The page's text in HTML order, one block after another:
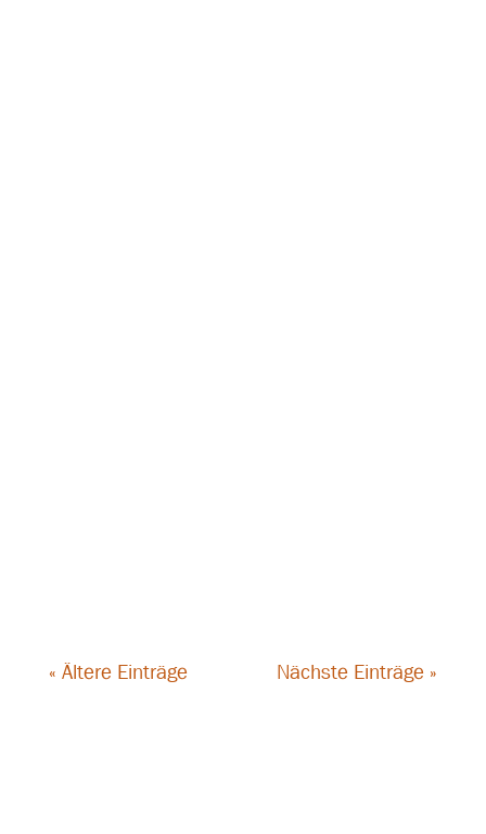
« Ältere Einträge Nächste Einträge »